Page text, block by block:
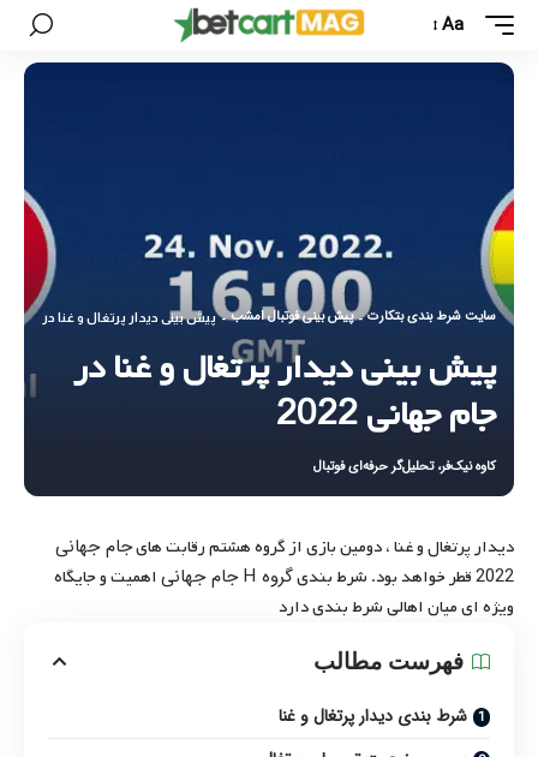
Aa
سایت شرط بندی بتکارت - پیش بینی فوتبال امشب - پیش بینی دیدار پرتغال و غنا در جام جهانی
پیش بینی دیدار پرتغال و غنا در
جام جهانی 2022
کاوه نیک‌فر، تحلیل‌گر حرفه‌ای فوتبال
دیدار پرتغال و غنا ، دومین بازی از گروه هشتم رقابت هایجام جهانی
2022قطر خواهد بود. شرط بندیگروه H جام جهانی
اهمیت و جایگاه
ویژه ‌ای میان اهالی شرط بندی دارد
فهرست مطالب
شرط بندی دیدار پرتغال و غنا